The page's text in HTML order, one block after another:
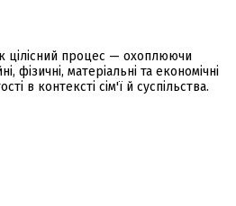
цілісний процес — охоплюючи
фізичні, матеріальні та економічні
в контексті сім'ї й суспільства.